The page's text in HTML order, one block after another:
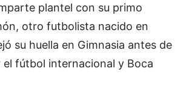
plantel con su primo
otro futbolista nacido en
su huella en Gimnasia antes de
el fútbol internacional y Boca